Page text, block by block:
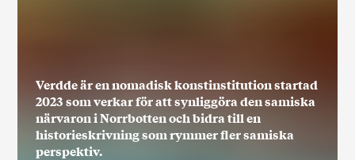
Verdde är en nomadisk konstinstitution startad
2023 som verkar för att synliggöra den samiska
närvaron i Norrbotten och bidra till en
historieskrivning som rymmer fler samiska
perspektiv.